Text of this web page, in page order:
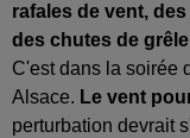
rafales de vent,
des chutes de grêle
C'est dans la soirée
Alsace. Le vent
perturbation devrait